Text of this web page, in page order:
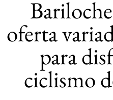
oferta
para
ciclismo